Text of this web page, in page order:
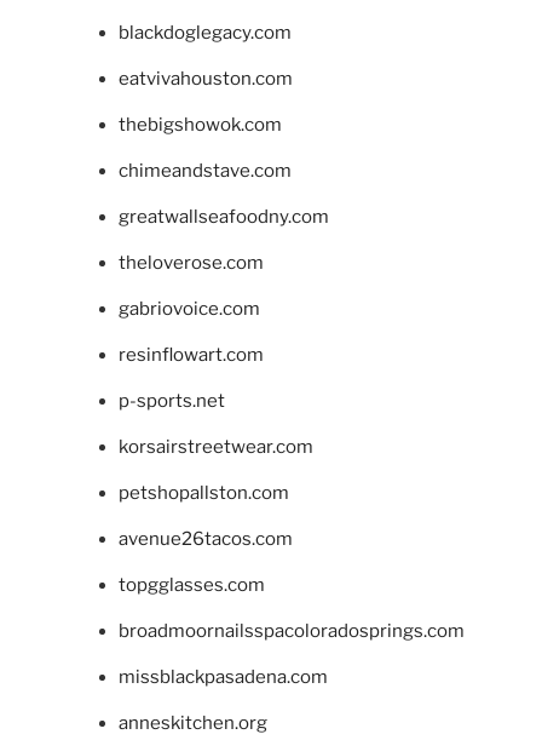
blackdoglegacy.com
eatvivahouston.com
thebigshowok.com
chimeandstave.com
greatwallseafoodny.com
theloverose.com
gabriovoice.com
resinflowart.com
p-sports.net
korsairstreetwear.com
petshopallston.com
avenue26tacos.com
topgglasses.com
broadmoornailsspacoloradosprings.com
missblackpasadena.com
anneskitchen.org